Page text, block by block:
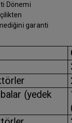
Dönemi
garanti
(yedek